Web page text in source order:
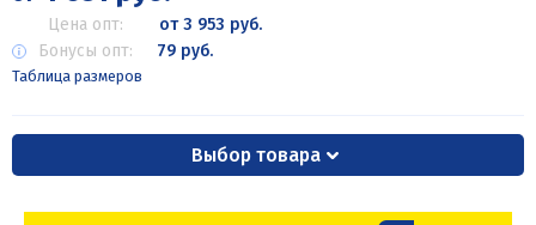
Цена опт:
от 3 953 руб.
Бонусы опт:
79 руб.
Таблица размеров
Выбор товара